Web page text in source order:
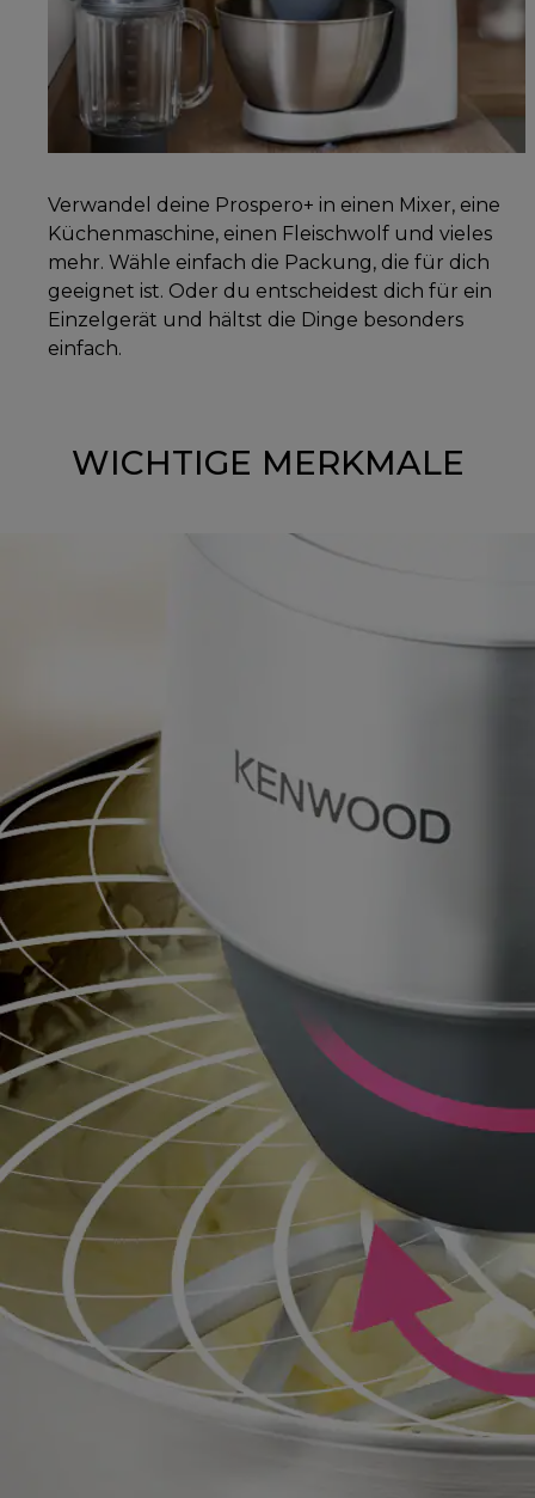
Verwandel deine Prospero+ in einen Mixer, eine
Küchenmaschine, einen Fleischwolf und vieles
mehr. Wähle einfach die Packung, die für dich
geeignet ist. Oder du entscheidest dich für ein
Einzelgerät und hältst die Dinge besonders
einfach.
WICHTIGE MERKMALE